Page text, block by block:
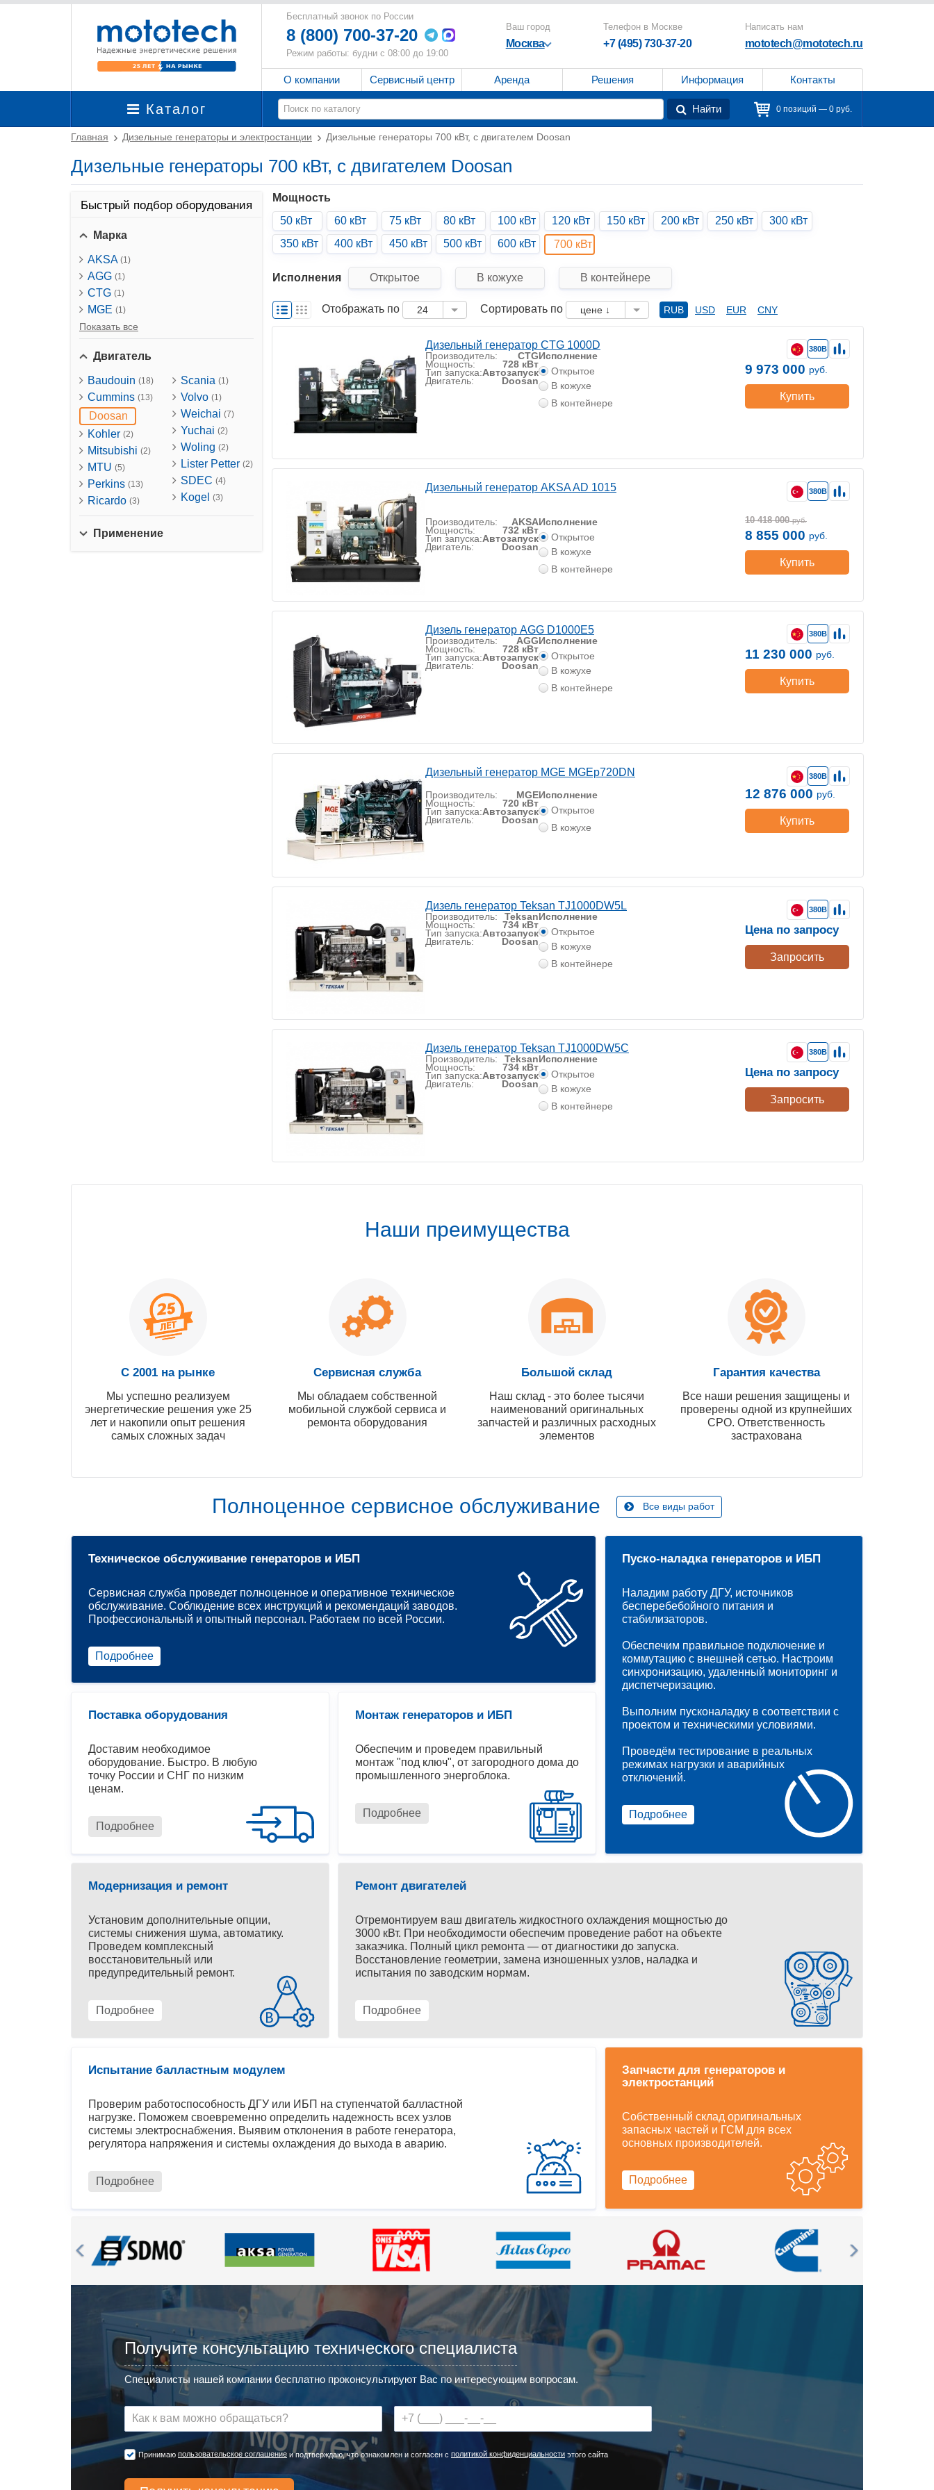
Бесплатный звонок по России
8 (800) 700-37-20
Режим работы: будни с 08:00 до 19:00
Ваш город
Москва
Телефон в Москве
+7 (495) 730-37-20
Написать нам
mototech@mototech.ru
О компании Сервисный центр Аренда Решения Информация Контакты
Каталог Найти 0 позиций — 0 руб.
Главная Дизельные генераторы и электростанции Дизельные генераторы 700 кВт, с двигателем Doosan
Дизельные генераторы 700 кВт, с двигателем Doosan
Быстрый подбор оборудования
Марка
AKSA (1)
AGG (1)
CTG (1)
MGE (1)
Показать все
Двигатель
Baudouin (18)
Cummins (13)
Doosan
Kohler (2)
Mitsubishi (2)
MTU (5)
Perkins (13)
Ricardo (3)
Scania (1)
Volvo (1)
Weichai (7)
Yuchai (2)
Woling (2)
Lister Petter (2)
SDEC (4)
Kogel (3)
Применение
Мощность
50 кВт
60 кВт 75 кВт 80 кВт 100 кВт 120 кВт 150 кВт 200 кВт 250 кВт
300 кВт
350 кВт
400 кВт 450 кВт 500 кВт 600 кВт 700 кВт
Исполнения Открытое В кожухе В контейнере
Отображать по 24 Сортировать по цене ↓ RUB USD EUR CNY
Дизельный генератор CTG 1000D
Производитель: CTG
Мощность: 728 кВт
Тип запуска:Автозапуск
Двигатель: Doosan
Исполнение
Открытое
В кожухе
В контейнере
380В
9 973 000 руб.
Купить
Дизельный генератор AKSA AD 1015
Производитель: AKSA
Мощность: 732 кВт
Тип запуска:Автозапуск
Двигатель: Doosan
Исполнение
Открытое
В кожухе
В контейнере
380В
10 418 000 руб.
8 855 000 руб.
Купить
Дизель генератор AGG D1000E5
Производитель: AGG
Мощность: 728 кВт
Тип запуска:Автозапуск
Двигатель: Doosan
Исполнение
Открытое
В кожухе
В контейнере
380В
11 230 000 руб.
Купить
Дизельный генератор MGE MGEp720DN
Производитель: MGE
Мощность: 720 кВт
Тип запуска:Автозапуск
Двигатель: Doosan
Исполнение
Открытое
В кожухе
380В
12 876 000 руб.
Купить
Дизель генератор Teksan TJ1000DW5L
Производитель: Teksan
Мощность: 734 кВт
Тип запуска:Автозапуск
Двигатель: Doosan
Исполнение
Открытое
В кожухе
В контейнере
380В
Цена по запросу
Запросить
Дизель генератор Teksan TJ1000DW5C
Производитель: Teksan
Мощность: 734 кВт
Тип запуска:Автозапуск
Двигатель: Doosan
Исполнение
Открытое
В кожухе
В контейнере
380В
Цена по запросу
Запросить
Наши преимущества
С 2001 на рынке
Мы успешно реализуем
энергетические решения уже 25
лет и накопили опыт решения
самых сложных задач
Сервисная служба
Мы обладаем собственной
мобильной службой сервиса и
ремонта оборудования
Большой склад
Наш склад - это более тысячи
наименований оригинальных
запчастей и различных расходных
элементов
Гарантия качества
Все наши решения защищены и
проверены одной из крупнейших
СРО. Ответственность
застрахована
Полноценное сервисное обслуживание Все виды работ
Техническое обслуживание генераторов и ИБП
Сервисная служба проведет полноценное и оперативное техническое
обслуживание. Соблюдение всех инструкций и рекомендаций заводов.
Профессиональный и опытный персонал. Работаем по всей России.
Подробнее
Поставка оборудования
Доставим необходимое
оборудование. Быстро. В любую
точку России и СНГ по низким
ценам.
Подробнее
Монтаж генераторов и ИБП
Обеспечим и проведем правильный
монтаж "под ключ", от загородного дома до
промышленного энергоблока.
Подробнее
Пуско-наладка генераторов и ИБП
Наладим работу ДГУ, источников
бесперебебойного питания и
стабилизаторов.
Обеспечим правильное подключение и
коммутацию с внешней сетью. Настроим
синхронизацию, удаленный мониторинг и
диспетчеризацию.
Выполним пусконаладку в соответствии с
проектом и техническими условиями.
Проведём тестирование в реальных
режимах нагрузки и аварийных
отключений.
Подробнее
Ремонт двигателей
Отремонтируем ваш двигатель жидкостного охлаждения мощностью до
3000 кВт. При необходимости обеспечим проведение работ на объекте
заказчика. Полный цикл ремонта — от диагностики до запуска.
Восстановление геометрии, замена изношенных узлов, наладка и
испытания по заводским нормам.
Подробнее
Модернизация и ремонт
Установим дополнительные опции,
системы снижения шума, автоматику.
Проведем комплексный
восстановительный или
предупредительный ремонт.
Подробнее
Запчасти для генераторов и
электростанций
Собственный склад оригинальных
запасных частей и ГСМ для всех
основных производителей.
Подробнее
Испытание балластным модулем
Проверим работоспособность ДГУ или ИБП на ступенчатой балластной
нагрузке. Поможем своевременно определить надежность всех узлов
системы электроснабжения. Выявим отклонения в работе генератора,
регулятора напряжения и системы охлаждения до выхода в аварию.
Подробнее
Получите консультацию технического специалиста
Специалисты нашей компании бесплатно проконсультируют Вас по интересующим вопросам.
Принимаю пользовательское соглашение и подтверждаю, что ознакомлен и согласен с политикой конфиденциальности этого сайта